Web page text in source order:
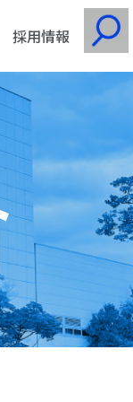
採用情報